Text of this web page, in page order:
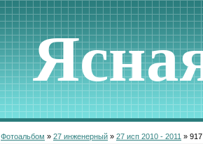
Фотоальбом » 27 инженерный » 27 исп 2010 - 2011 » 917